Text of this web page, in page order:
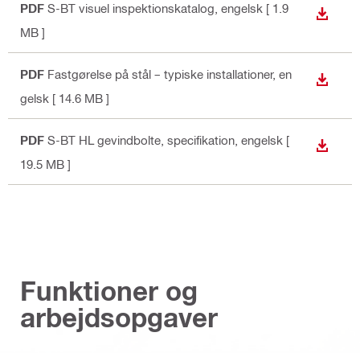
PDF S-BT visuel inspektionskatalog , engelsk [ 1.9
MB ]
PDF Fastgørelse på stål – typiske installationer, en
gelsk [ 14.6 MB ]
PDF S-BT HL gevindbolte, specifikation , engelsk [
19.5 MB ]
Funktioner og
arbejdsopgaver